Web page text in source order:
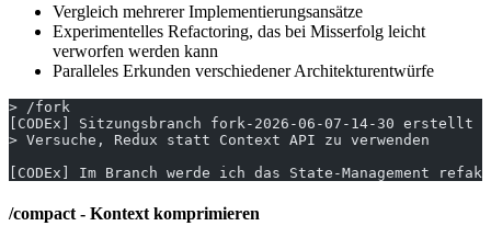
Vergleich mehrerer Implementierungsansätze
Experimentelles Refactoring, das bei Misserfolg leicht
verworfen werden kann
Paralleles Erkunden verschiedener Architekturentwürfe
> /fork
[CODEx] Sitzungsbranch fork-2026-06-07-14-30 erstellt
> Versuche, Redux statt Context API zu verwenden
[CODEx] Im Branch werde ich das State-Management
/compact - Kontext komprimieren